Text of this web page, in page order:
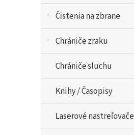
Čistenia na zbrane
Chrániče zraku
Chrániče sluchu
Knihy / Časopisy
Laserové nastreľovače